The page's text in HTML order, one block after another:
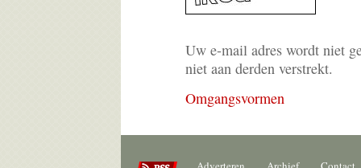
Uw e-mail adres wordt niet
niet aan derden verstrekt.
Omgangsvormen